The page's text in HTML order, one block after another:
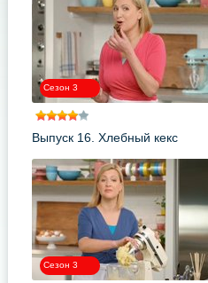
Сезон 3
Выпуск 16. Хлебный кекс
Сезон 3